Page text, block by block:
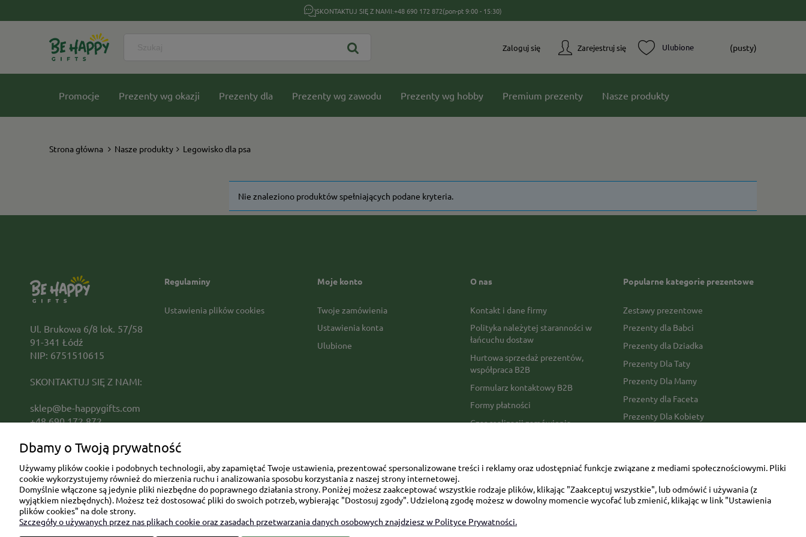
SKONTAKTUJ SIĘ Z NAMI:+48 690 172 872(pon-pt 9:00 - 15:30)
Zarejestruj się
Zaloguj się (pusty)
Promocje Prezenty wg okazji Prezenty dla Prezenty wg zawodu Prezenty wg hobby Premium prezenty Nasze produkty
Strona główna Nasze produkty Legowisko dla psa
Nie znaleziono produktów spełniających podane kryteria.
Regulaminy
Ustawienia plików cookies
Moje konto
Twoje zamówienia
Ustawienia konta
Ulubione
O nas
Kontakt i dane firmy
Polityka należytej staranności w
łańcuchu dostaw
Hurtowa sprzedaż prezentów,
współpraca B2B
Formularz kontaktowy B2B
Formy płatności
Czas realizacji zamówienia
Mapa kategorii
Popularne kategorie prezentowe
Zestawy prezentowe
Prezenty dla Babci
Prezenty dla Dziadka
Prezenty Dla Taty
Prezenty Dla Mamy
Prezenty dla Faceta
Prezenty Dla Kobiety
Urodziny/imieniny
Ul. Brukowa 6/8 lok. 57/58
91-341 Łódź
NIP: 6751510615
SKONTAKTUJ SIĘ Z NAMI:
sklep@be-happygifts.com
+48 690 172 872
Dbamy o Twoją prywatność
Używamy plików cookie i podobnych technologii, aby zapamiętać Twoje ustawienia, prezentować spersonalizowane treści i reklamy oraz udostępniać funkcje związane z mediami społecznościowymi. Pliki
cookie wykorzystujemy również do mierzenia ruchu i analizowania sposobu korzystania z naszej strony internetowej.
Domyślnie włączone są jedynie pliki niezbędne do poprawnego działania strony. Poniżej możesz zaakceptować wszystkie rodzaje plików, klikając "Zaakceptuj wszystkie", lub odmówić i używania (z
wyjątkiem niezbędnych). Możesz też dostosować pliki do swoich potrzeb, wybierając "Dostosuj zgody". Udzieloną zgodę możesz w dowolny momencie wycofać lub zmienić, klikając w link "Ustawienia
plików cookies" na dole strony.
Szczegóły o używanych przez nas plikach cookie oraz zasadach przetwarzania danych osobowych znajdziesz w Polityce Prywatności.